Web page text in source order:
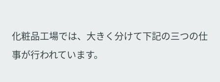
化粧品工場では、大きく分けて下記の三つの仕
事が行われています。